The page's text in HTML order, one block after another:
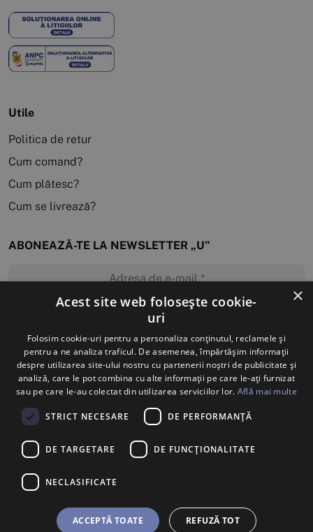
Utile
Politica de retur
Cum comand?
Cum plătesc?
Cum se livrează?
ABONEAZĂ-TE LA NEWSLETTER „U”
MĂ ABONEZ
×
Acest site web folosește cookie-
uri
Folosim cookie-uri pentru a personaliza conținutul, reclamele și
pentru a ne analiza traficul. De asemenea, împărtășim informații
despre utilizarea site-ului nostru cu partenerii noștri de publicitate și
analiză, care le pot combina cu alte informații pe care le-ați furnizat
sau pe care le-au colectat din utilizarea serviciilor lor. Află mai multe
STRICT NECESARE DE PERFORMANȚĂ
DE TARGETARE DE FUNCŢIONALITATE
NECLASIFICATE
ACCEPTĂ TOATE REFUZĂ TOT